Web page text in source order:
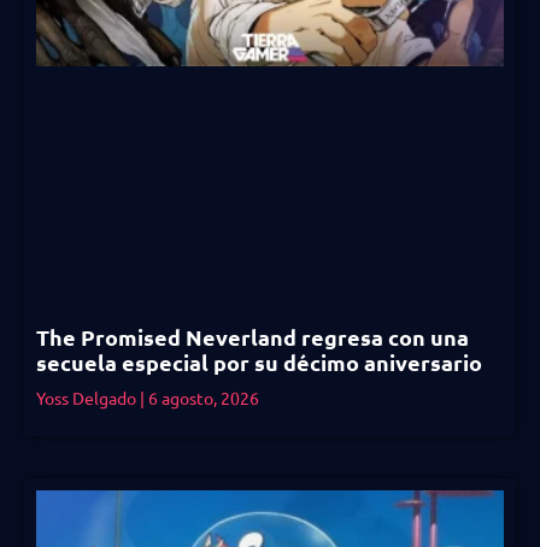
The Promised Neverland regresa con una
secuela especial por su décimo aniversario
Yoss Delgado 6 agosto, 2026